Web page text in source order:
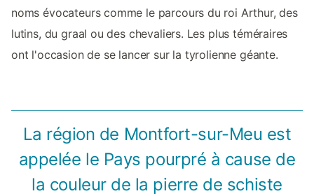
noms évocateurs comme le parcours du roi Arthur, des
lutins, du graal ou des chevaliers. Les plus téméraires
ont l'occasion de se lancer sur la tyrolienne géante.
La région de Montfort-sur-Meu est
appelée le Pays pourpré à cause de
la couleur de la pierre de schiste